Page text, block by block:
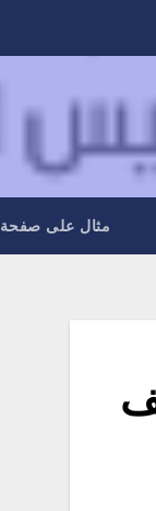
مثال على صفحة